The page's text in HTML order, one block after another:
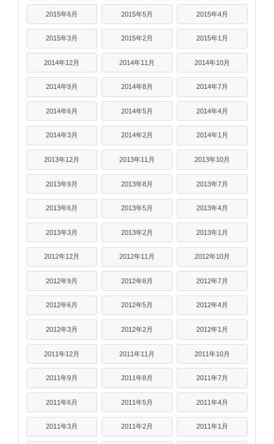
2015年6月 2015年5月 2015年4月
2015年3月 2015年2月 2015年1月
2014年12月 2014年11月 2014年10月
2014年9月 2014年8月 2014年7月
2014年6月 2014年5月 2014年4月
2014年3月 2014年2月 2014年1月
2013年12月 2013年11月 2013年10月
2013年9月 2013年8月 2013年7月
2013年6月 2013年5月 2013年4月
2013年3月 2013年2月 2013年1月
2012年12月 2012年11月 2012年10月
2012年9月 2012年8月 2012年7月
2012年6月 2012年5月 2012年4月
2012年3月 2012年2月 2012年1月
2011年12月 2011年11月 2011年10月
2011年9月 2011年8月 2011年7月
2011年6月 2011年5月 2011年4月
2011年3月 2011年2月 2011年1月